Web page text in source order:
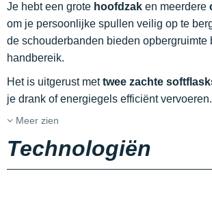
Je hebt een grote hoofdzak en meerdere
om je persoonlijke spullen veilig op te
de schouderbanden bieden opbergruimte
handbereik.
Het is uitgerust mettwee zachte
je drank of energiegels efficiënt vervoeren.
Meer zien
Technologiën